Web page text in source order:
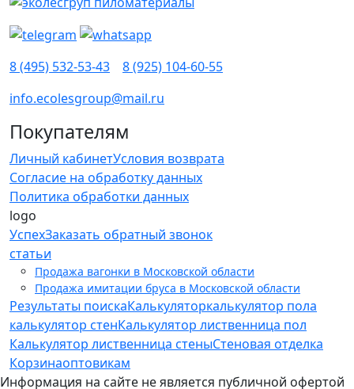
8 (495) 532-53-43
8 (925) 104-60-55
info.ecolesgroup@mail.ru
Покупателям
Личный кабинетУсловия возврата
Согласие на обработку данных
Политика обработки данных
logo
УспехЗаказать обратный звонок
статьи
Продажа вагонки в Московской области
Продажа имитации бруса в Московской области
Результаты поискаКалькуляторкалькулятор пола
калькулятор стенКалькулятор лиственница пол
Калькулятор лиственница стеныСтеновая отделка
Корзинаоптовикам
Информация на сайте не является публичной офертой